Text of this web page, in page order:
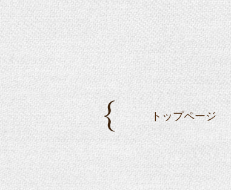
トップページ